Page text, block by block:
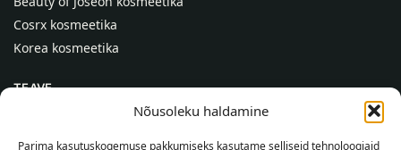
Nõusoleku haldamine
Parima kasutuskogemuse pakkumiseks kasutame selliseid tehnoloogiaid
Cosrx kosmeetika
Korea kosmeetika
TEAVE
Kontaktid